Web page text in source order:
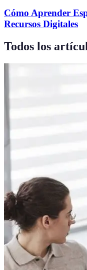
Cómo Aprender
Recursos Digitales
Todos los